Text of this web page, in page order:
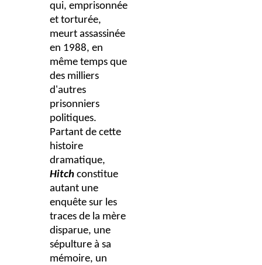
qui, emprisonnée
et torturée,
meurt assassinée
en 1988, en
même temps que
des milliers
d'autres
prisonniers
politiques.
Partant de cette
histoire
dramatique,
Hitch constitue
autant une
enquête sur les
traces de la mère
disparue, une
sépulture à sa
mémoire, un